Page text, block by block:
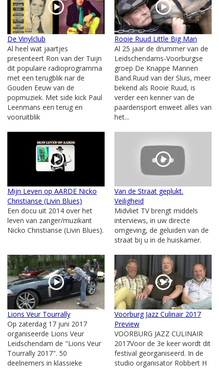
De Vinylclub
Al heel wat jaartjes
presenteert Ron van der Tuijn
dit populaire radioprogramma
met een terugblik nar de
Gouden Eeuw van de
popmuziek. Met side kick Paul
Leenmans een terug en
vooruitblik
Rooie Ruud Little Big Man
Al 25 jaar de drummer van de
Leidschendams-Voorburgse
groep De Knappe Mannen
Band.Ruud van der Sluis, meer
bekend als Rooie Ruud, is
verder een kenner van de
paardensport enweet alles van
het...
Mijn Leven op AARDE Nicko
Christianse (Livin Blues)
Een docu uit 2014 over het
leven van zanger/muzikant
Nicko Christianse (Livin Blues).
Van de Straat geplukt.
Veiligheid
Midvliet TV brengt middels
interviews, in uw directe
omgeving, de geluiden van de
straat bij u in de huiskamer.
Lions Veur Tourrally
Op zaterdag 17 juni 2017
organiseerde Lions Veur
Leidschendam de "Lions Veur
Tourrally 2017". 50
deelnemers in klassieke
Voorburg Jazz Culinair 2017
Preview
VOORBURG JAZZ CULINAIR
2017Voor de 3e keer wordt dit
festival georganiseerd. In de
studio organisator Robbert H